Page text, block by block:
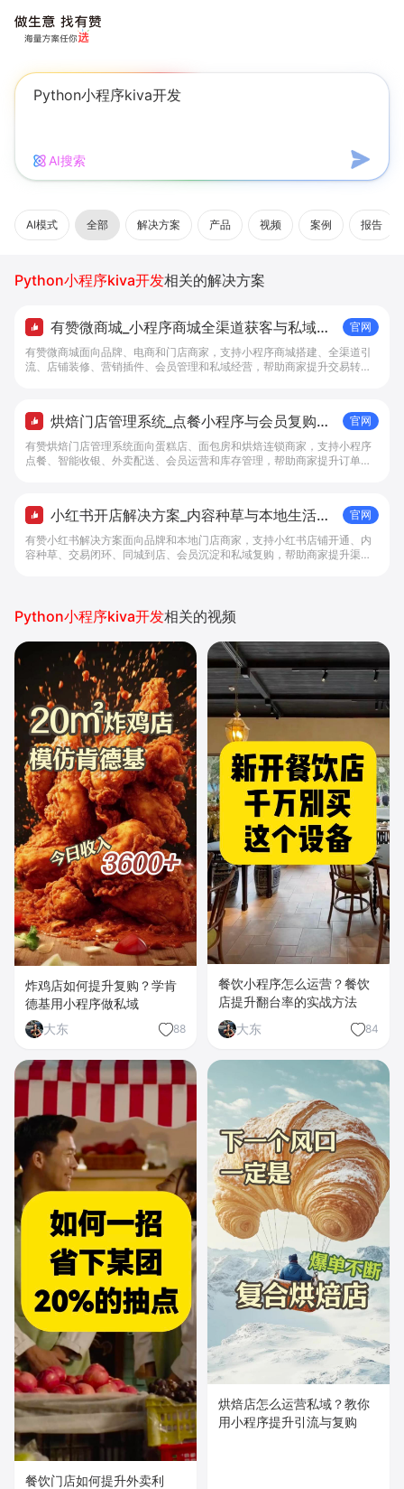
AI搜索
AI模式 全部 解决方案 产品 视频 案例 报告
Python小程序kiva开发相关的解决方案
有赞微商城_小程序商城全渠道获客与私域复
购工具 - 做生意, 找有赞
官网
有赞微商城面向品牌、电商和门店商家，支持小程序商城搭建、全渠道引
流、店铺装修、营销插件、会员管理和私域经营，帮助商家提升交易转化
烘焙门店管理系统_点餐小程序与会员复购工
具 - 做生意, 找有赞
官网
有赞烘焙门店管理系统面向蛋糕店、面包房和烘焙连锁商家，支持小程序
点餐、智能收银、外卖配送、会员运营和库存管理，帮助商家提升订单转
小红书开店解决方案_内容种草与本地生活转
化工具 - 做生意, 找有赞
官网
有赞小红书解决方案面向品牌和本地门店商家，支持小红书店铺开通、内
容种草、交易闭环、同城到店、会员沉淀和私域复购，帮助商家提升渠道
Python小程序kiva开发相关的视频
炸鸡店如何提升复购？学肯
德基用小程序做私域
大东
88
餐饮小程序怎么运营？餐饮
店提升翻台率的实战方法
大东
84
餐饮门店如何提升外卖利
烘焙店怎么运营私域？教你
用小程序提升引流与复购